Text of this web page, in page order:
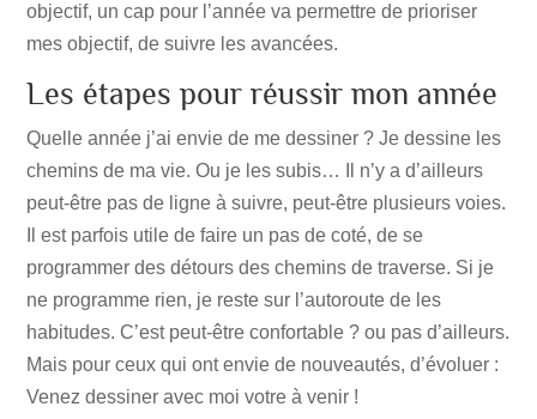
objectif, un cap pour l’année va permettre de prioriser
mes objectif, de suivre les avancées.
Les étapes pour réussir mon année
Quelle année j’ai envie de me dessiner ? Je dessine les
chemins de ma vie. Ou je les subis… Il n’y a d’ailleurs
peut-être pas de ligne à suivre, peut-être plusieurs voies.
Il est parfois utile de faire un pas de coté, de se
programmer des détours des chemins de traverse. Si je
ne programme rien, je reste sur l’autoroute de les
habitudes. C’est peut-être confortable ? ou pas d’ailleurs.
Mais pour ceux qui ont envie de nouveautés, d’évoluer :
Venez dessiner avec moi votre à venir !